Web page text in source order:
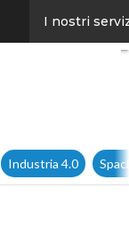
I nostri
Industria 4.0